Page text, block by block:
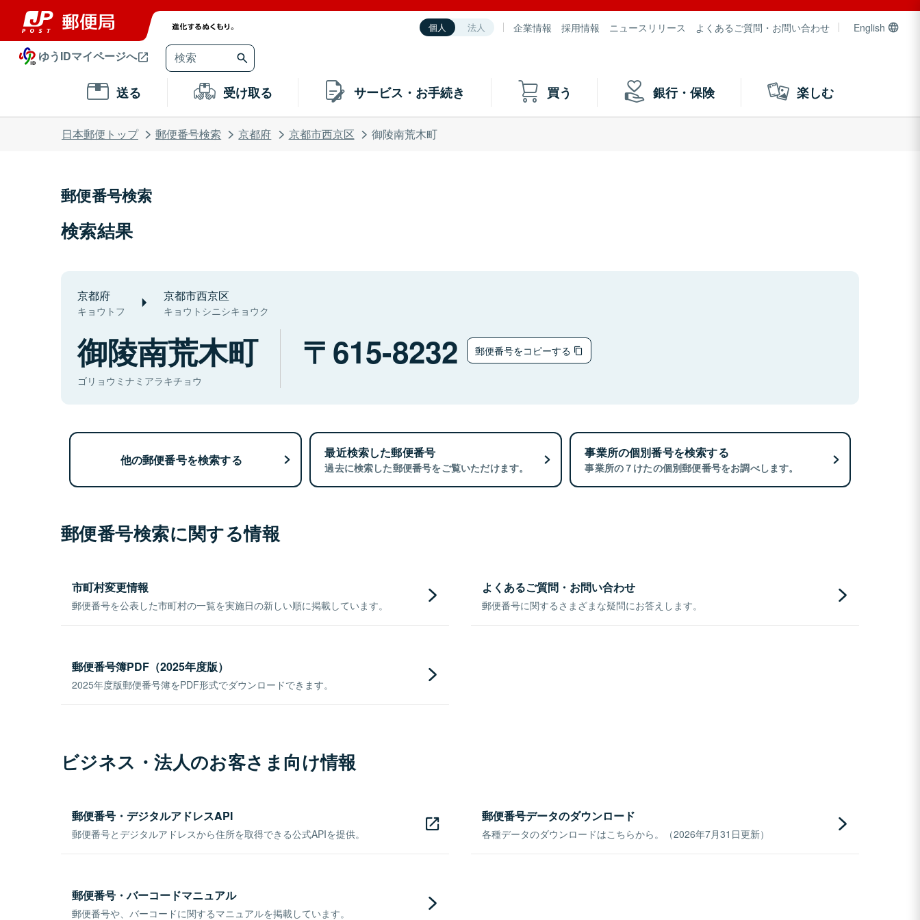
個人 法人 企業情報 採用情報 ニュースリリース よくあるご質問・お問い合わせ English
ゆうIDマイページへ
送る 受け取る サービス・お手続き 買う 銀行・保険 楽しむ
日本郵便トップ 郵便番号検索 京都府 京都市西京区 御陵南荒木町
郵便番号検索
検索結果
京都府
キョウトフ
京都市西京区
キョウトシニシキョウク
御陵南荒木町
ゴリョウミナミアラキチョウ
615-8232 郵便番号をコピーする
他の郵便番号を検索する 最近検索した郵便番号
過去に検索した郵便番号をご覧いただけます。
事業所の個別番号を検索する
事業所の７けたの個別郵便番号をお調べします。
郵便番号検索に関する情報
市町村変更情報
郵便番号を公表した市町村の一覧を実施日の新しい順に掲載しています。
よくあるご質問・お問い合わせ
郵便番号に関するさまざまな疑問にお答えします。
郵便番号簿PDF（2025年度版）
2025年度版郵便番号簿をPDF形式でダウンロードできます。
ビジネス・法人のお客さま向け情報
郵便番号・デジタルアドレスAPI
郵便番号とデジタルアドレスから住所を取得できる公式APIを提供。
郵便番号データのダウンロード
各種データのダウンロードはこちらから。（2026年7月31日更新）
郵便番号・バーコードマニュアル
郵便番号や、バーコードに関するマニュアルを掲載しています。